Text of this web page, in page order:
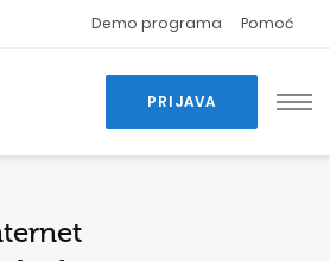
Demo programa Pomoć
PRIJAVA